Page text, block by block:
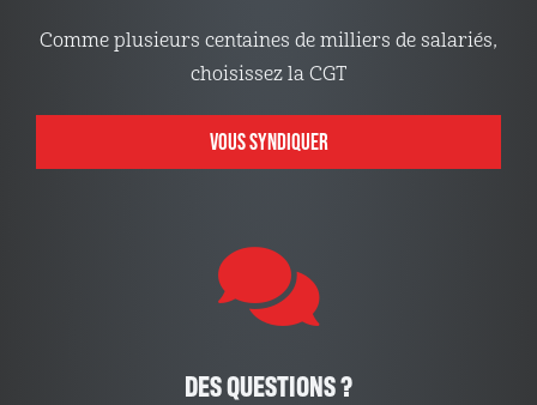
Comme plusieurs centaines de milliers de salariés,
choisissez la CGT
VOUS SYNDIQUER
DES QUESTIONS ?